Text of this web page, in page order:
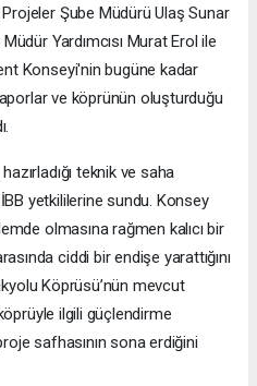
Şube Müdürü Ulaş Sunar
Yardımcısı Murat Erol ile
Konseyi'nin bugüne kadar
raporlar ve köprünün oluşturduğu
teknik ve saha
yetkililerine sundu. Konsey
olmasına rağmen kalıcı bir
ciddi bir endişe yarattığını
Köprüsü’nün mevcut
ilgili güçlendirme
safhasının sona erdiğini